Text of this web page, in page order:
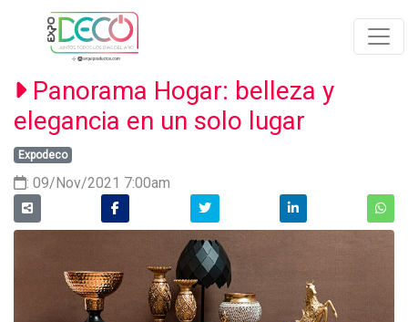
Panorama Hogar: belleza y
elegancia en un solo lugar
Expodeco
: 09/Nov/2021 7:00am